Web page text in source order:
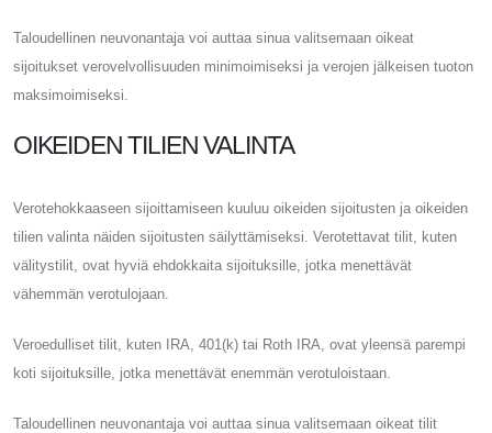
Taloudellinen neuvonantaja voi auttaa sinua valitsemaan oikeat
sijoitukset verovelvollisuuden minimoimiseksi ja verojen jälkeisen tuoton
maksimoimiseksi.
OIKEIDEN TILIEN VALINTA
Verotehokkaaseen sijoittamiseen kuuluu oikeiden sijoitusten ja oikeiden
tilien valinta näiden sijoitusten säilyttämiseksi. Verotettavat tilit, kuten
välitystilit, ovat hyviä ehdokkaita sijoituksille, jotka menettävät
vähemmän verotulojaan.
Veroedulliset tilit, kuten IRA, 401(k) tai Roth IRA, ovat yleensä parempi
koti sijoituksille, jotka menettävät enemmän verotuloistaan.
Taloudellinen neuvonantaja voi auttaa sinua valitsemaan oikeat tilit